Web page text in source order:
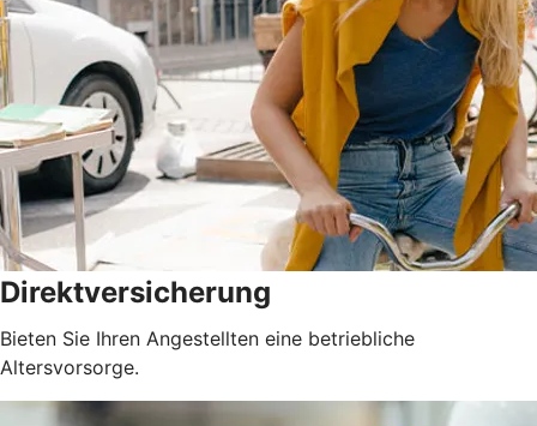
Direktversicherung
Bieten Sie Ihren Angestellten eine betriebliche
Altersvorsorge.